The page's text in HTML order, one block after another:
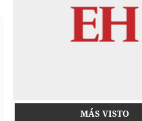
MÁS VISTO